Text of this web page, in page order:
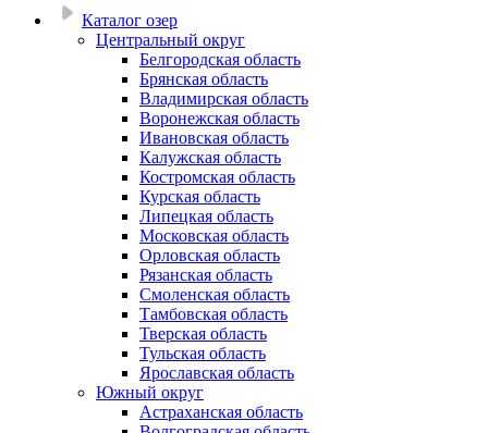
Каталог озер
Центральный округ
Белгородская область
Брянская область
Владимирская область
Воронежская область
Ивановская область
Калужская область
Костромская область
Курская область
Липецкая область
Московская область
Орловская область
Рязанская область
Смоленская область
Тамбовская область
Тверская область
Тульская область
Ярославская область
Южный округ
Астраханская область